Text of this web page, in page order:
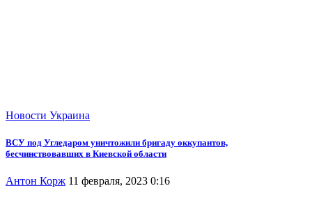
Новости Украина
ВСУ под Угледаром уничтожили бригаду оккупантов,
бесчинствовавших в Киевской области
Антон Корж 11 февраля, 2023 0:16